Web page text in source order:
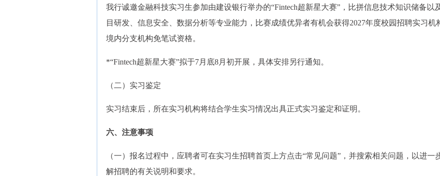
我行诚邀金融科技实习生参加由建设银行举办的“Fintech超新星大赛”，比拼信息技术知识储备以
目研发、信息安全、数据分析等专业能力，比赛成绩优异者有机会获得2027年度校园招聘实习机
境内分支机构免笔试资格。
*“Fintech超新星大赛”拟于7月底8月初开展，具体安排另行通知。
（二）实习鉴定
实习结束后，所在实习机构将结合学生实习情况出具正式实习鉴定和证明。
六、注意事项
（一）报名过程中，应聘者可在实习生招聘首页上方点击“常见问题”，并搜索相关问题，以进一
解招聘的有关说明和要求。